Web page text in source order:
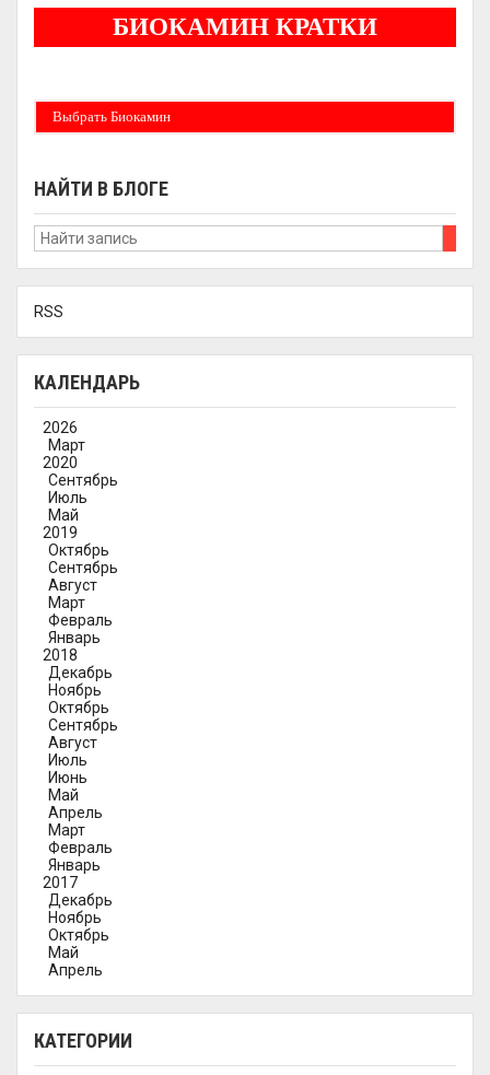
БИОКАМИН КРАТКИ
Выбрать Биокамин
НАЙТИ В БЛОГЕ
RSS
КАЛЕНДАРЬ
2026
Март
2020
Сентябрь
Июль
Май
2019
Октябрь
Сентябрь
Август
Март
Февраль
Январь
2018
Декабрь
Ноябрь
Октябрь
Сентябрь
Август
Июль
Июнь
Май
Апрель
Март
Февраль
Январь
2017
Декабрь
Ноябрь
Октябрь
Май
Апрель
КАТЕГОРИИ